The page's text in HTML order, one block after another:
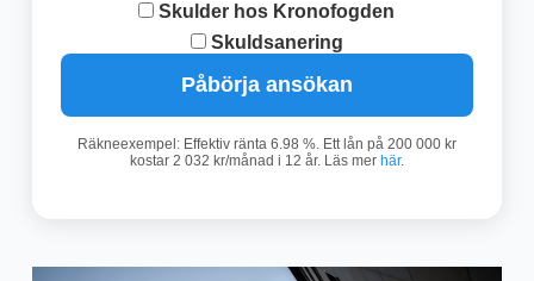
Skulder hos Kronofogden
Skuldsanering
Påbörja ansökan
Räkneexempel: Effektiv ränta 6.98 %. Ett lån på 200 000 kr
kostar 2 032 kr/månad i 12 år. Läs mer här.